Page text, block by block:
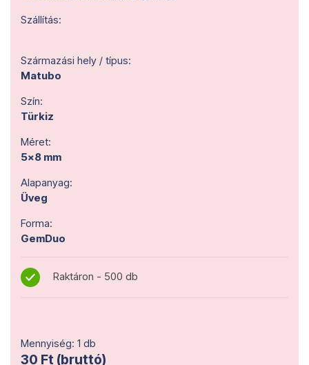
Szállítás:
Származási hely / típus:
Matubo
Szín:
Türkiz
Méret:
5x8 mm
Alapanyag:
Üveg
Forma:
GemDuo
Raktáron - 500 db
Mennyiség: 1 db
30 Ft (bruttó)